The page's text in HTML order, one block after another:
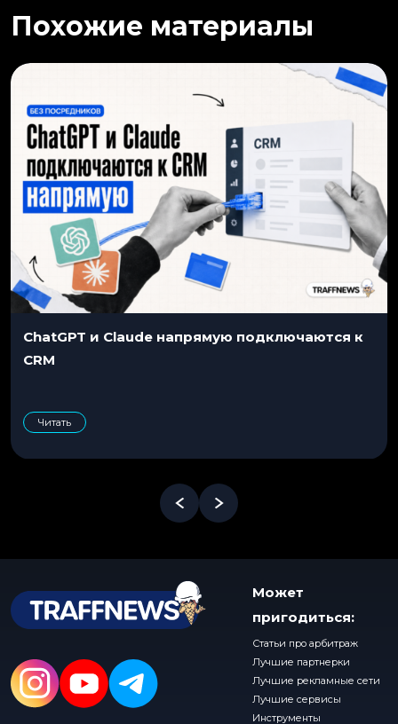
Похожие материалы
ChatGPT и Claude напрямую подключаются к
CRM
Читать
Может
пригодиться:
Статьи про арбитраж
Лучшие партнерки
Лучшие рекламные сети
Лучшие сервисы
Инструменты